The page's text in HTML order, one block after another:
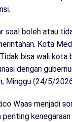
soal boleh atau
Kota
bisa wali kota
dengan
Minggu (24/5/
Waas menjadi
penting